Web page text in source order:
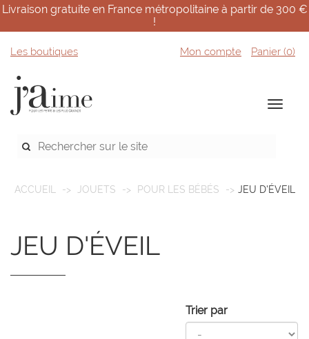
Livraison gratuite en France métropolitaine à partir de 300 €
!
Les boutiques Mon compte Panier (0)
ACCUEIL JOUETS POUR LES BÉBÉS JEU D'ÉVEIL
JEU D'ÉVEIL
Trier par